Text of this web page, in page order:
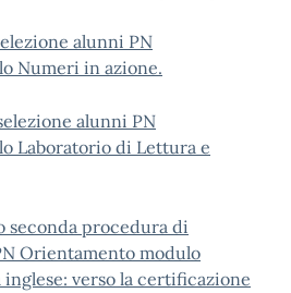
alunni PN
Numeri in azione.
alunni PN
Laboratorio di Lettura e
seconda procedura di
Orientamento modulo
verso la certificazione